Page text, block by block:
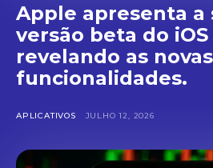
Apple apresenta a
versão beta do iOS
revelando as novas
funcionalidades.
APLICATIVOS JULHO 12, 2026